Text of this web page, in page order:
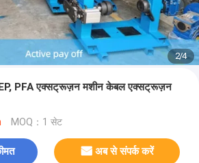
2/4
FEP, PFA एक्सट्रूज़न मशीन केबल एक्सट्रूज़न
MOQ：1 सेट
अब से संपर्क करें